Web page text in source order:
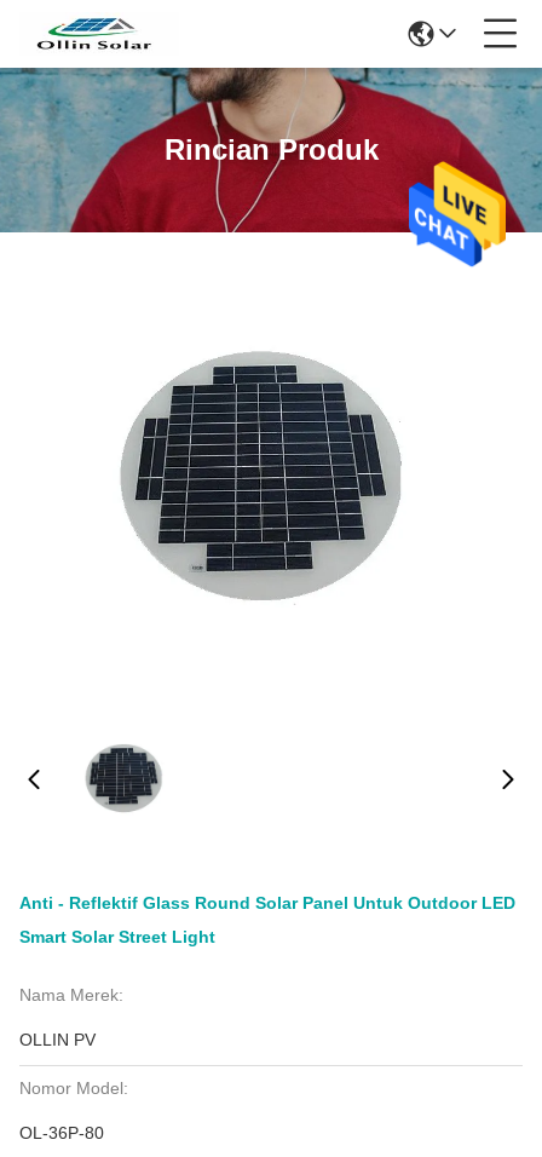
Rincian Produk
Anti - Reflektif Glass Round Solar Panel Untuk Outdoor LED
Smart Solar Street Light
Nama Merek:
OLLIN PV
Nomor Model:
OL-36P-80